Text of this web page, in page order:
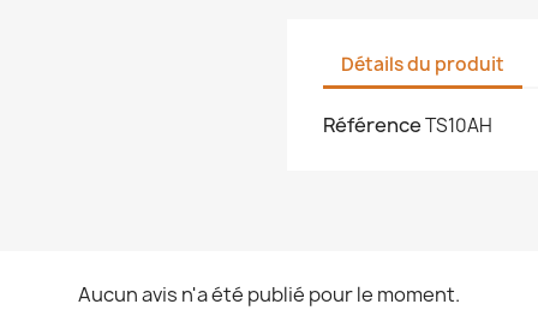
Détails du produit
RéférenceTS10AH
Aucun avis n'a été publié pour le moment.